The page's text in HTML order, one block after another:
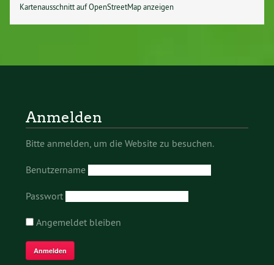
Kartenausschnitt auf OpenStreetMap anzeigen
Anmelden
Bitte anmelden, um die Website zu besuchen.
Benutzername
Passwort
Angemeldet bleiben